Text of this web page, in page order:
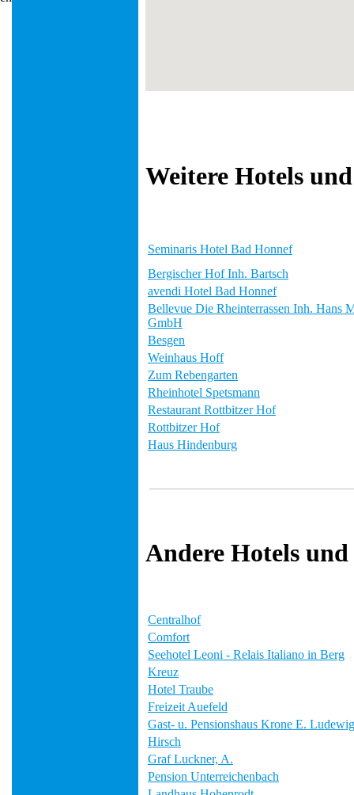
Weitere Hotels
Seminaris Hotel Bad Honnef
Bergischer Hof Inh. Bartsch
avendi Hotel Bad Honnef
Bellevue Die Rheinterrassen Inh. Hans
GmbH
Besgen
Weinhaus Hoff
Zum Rebengarten
Rheinhotel Spetsmann
Restaurant Rottbitzer Hof
Rottbitzer Hof
Haus Hindenburg
Andere Hotels und
Centralhof
Comfort
Seehotel Leoni - Relais Italiano in Berg
Kreuz
Hotel Traube
Freizeit Auefeld
Gast- u. Pensionshaus Krone E. Ludewig
Hirsch
Graf Luckner, A.
Pension Unterreichenbach